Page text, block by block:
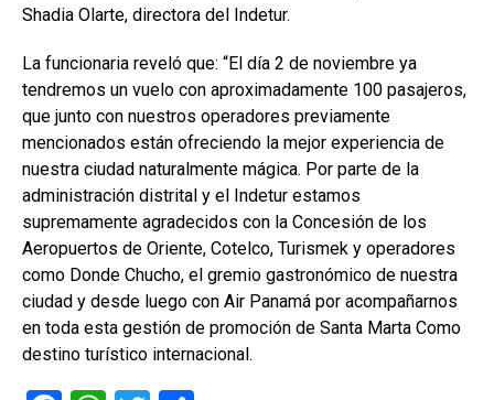
Shadia Olarte, directora del Indetur.
La funcionaria reveló que: “El día 2 de noviembre ya
tendremos un vuelo con aproximadamente 100 pasajeros,
que junto con nuestros operadores previamente
mencionados están ofreciendo la mejor experiencia de
nuestra ciudad naturalmente mágica. Por parte de la
administración distrital y el Indetur estamos
supremamente agradecidos con la Concesión de los
Aeropuertos de Oriente, Cotelco, Turismek y operadores
como Donde Chucho, el gremio gastronómico de nuestra
ciudad y desde luego con Air Panamá por acompañarnos
en toda esta gestión de promoción de Santa Marta Como
destino turístico internacional.